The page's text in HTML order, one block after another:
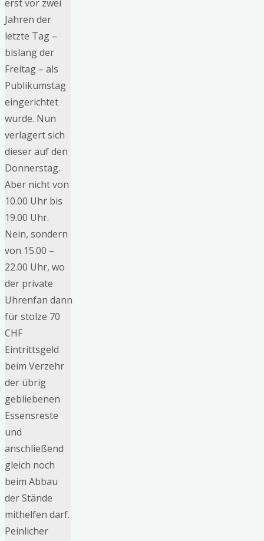
erst vor zwei
Jahren der
letzte Tag –
bislang der
Freitag – als
Publikumstag
eingerichtet
wurde. Nun
verlagert sich
dieser auf den
Donnerstag.
Aber nicht von
10.00 Uhr bis
19.00 Uhr.
Nein, sondern
von 15.00 –
22.00 Uhr, wo
der private
Uhrenfan dann
für stolze 70
CHF
Eintrittsgeld
beim Verzehr
der übrig
gebliebenen
Essensreste
und
anschließend
gleich noch
beim Abbau
der Stände
mithelfen darf.
Peinlicher